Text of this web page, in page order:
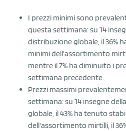
I prezzi minimi sono
questa settimana: su 14
distribuzione globale, il 36%
minimi dell'assortimento
mentre il 7% ha diminuito i
settimana precedente.
Prezzi massimi
settimana: su 14 insegne
globale, il 43% ha tenuto
dell'assortimento mirtilli, il